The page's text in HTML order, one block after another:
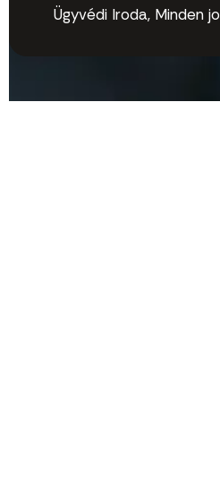
Ügyvédi Iroda, Minden